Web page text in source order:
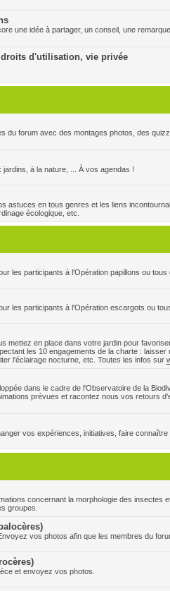
une idée à partager, un conseil, une
d'utilisation, vie privée
du forum avec des montages photos, des
à la nature, ... À vos agendas !
astuces en tous genres et les liens
écologique, etc.
les participants à l'Opération papillons ou tous
les participants à l'Opération escargots ou
mettez en place dans votre jardin pour
les 10 engagements de la charte :
l'éclairage nocturne, etc. Toutes les infos sur
dans le cadre de l'Observatoire de la
prévues et racontez nous vos retours
vos expériences, initiatives, faire connaître
concernant la morphologie des insectes
groupes.
vos photos afin que les membres du
et envoyez vos photos.